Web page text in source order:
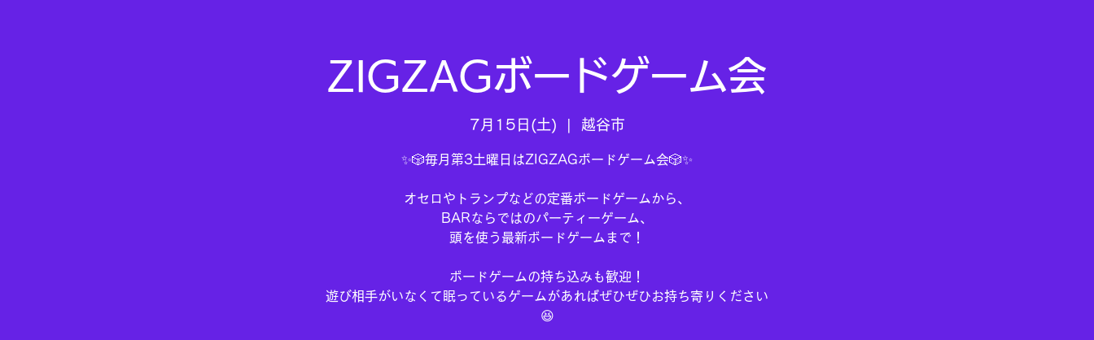
ZIGZAGボードゲーム会
7月15日(土) 越谷市
✨🎲毎月第3土曜日はZIGZAGボードゲーム会🎲✨
オセロやトランプなどの定番ボードゲームから、
BARならではのパーティーゲーム、
頭を使う最新ボードゲームまで！
ボードゲームの持ち込みも歓迎！
遊び相手がいなくて眠っているゲームがあればぜひぜひお持ち寄りください
😆